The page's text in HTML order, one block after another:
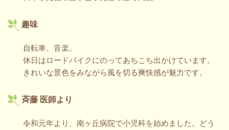
趣味
自転車、音楽。
休日はロードバイクにのってあちこち出かけています。
きれいな景色をみながら風を切る爽快感が魅力です。
斉藤 医師より
令和元年より、南ヶ丘病院で小児科を始めました。どう